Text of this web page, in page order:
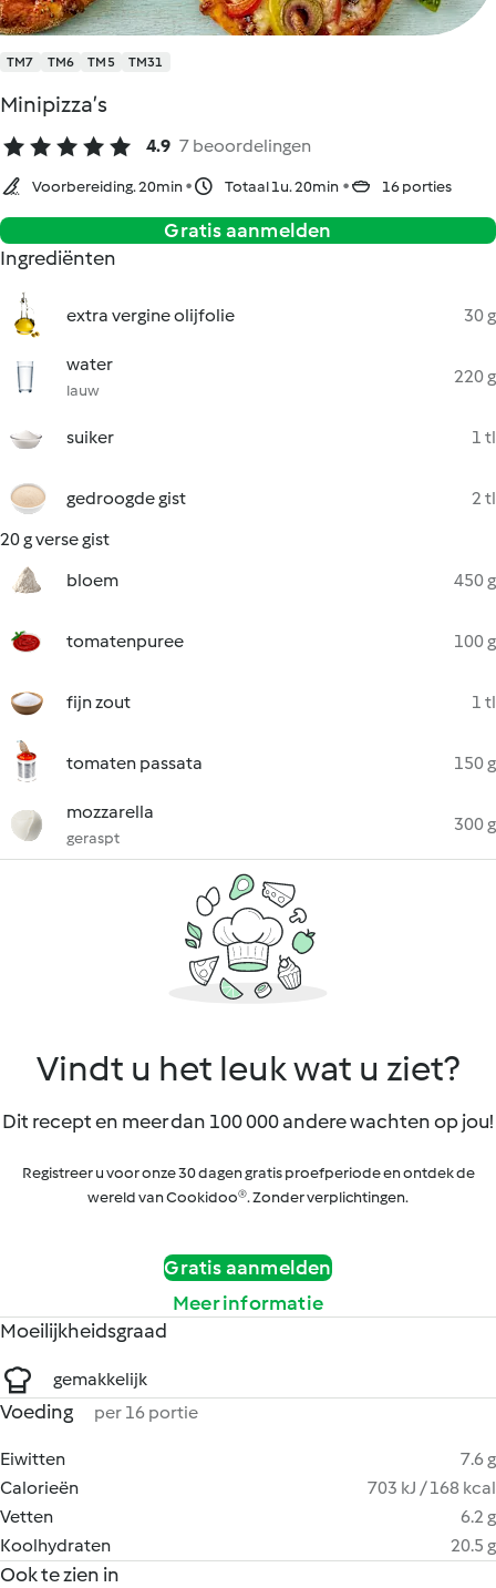
TM7 TM6 TM5 TM31
Minipizza’s
4.9 7 beoordelingen
Voorbereiding. 20min Totaal 1u. 20min 16 porties
Gratis aanmelden
Ingrediënten
extra vergine olijfolie 30 g
water
lauw
220 g
suiker 1 tl
gedroogde gist
2 tl
20 g verse gist
bloem
450 g
tomatenpuree 100 g
fijn zout 1 tl
tomaten passata 150 g
mozzarella
geraspt
300 g
Vindt u het leuk wat u ziet?
Dit recept en meer dan 100 000 andere wachten op jou!
Registreer u voor onze 30 dagen gratis proefperiode en ontdek de
wereld van Cookidoo®. Zonder verplichtingen.
Gratis aanmelden
Meer informatie
Moeilijkheidsgraad
gemakkelijk
Voeding per 16 portie
Eiwitten
7.6 g
Calorieën
703 kJ / 168 kcal
Vetten
6.2 g
Koolhydraten
20.5 g
Ook te zien in